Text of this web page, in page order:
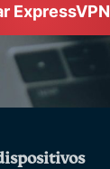
ExpressVPN